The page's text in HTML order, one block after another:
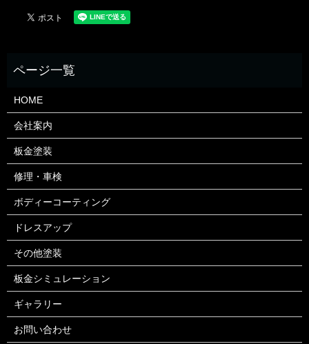
HOME
会社案内
板金塗装
修理・車検
ボディーコーティング
ドレスアップ
その他塗装
板金シミュレーション
ギャラリー
お問い合わせ